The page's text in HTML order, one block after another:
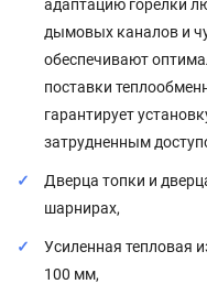
адаптацию горелки
дымовых каналов и
обеспечивают
поставки
гарантирует
затрудненным
Дверца топки и
шарнирах,
Усиленная тепловая
100 мм,